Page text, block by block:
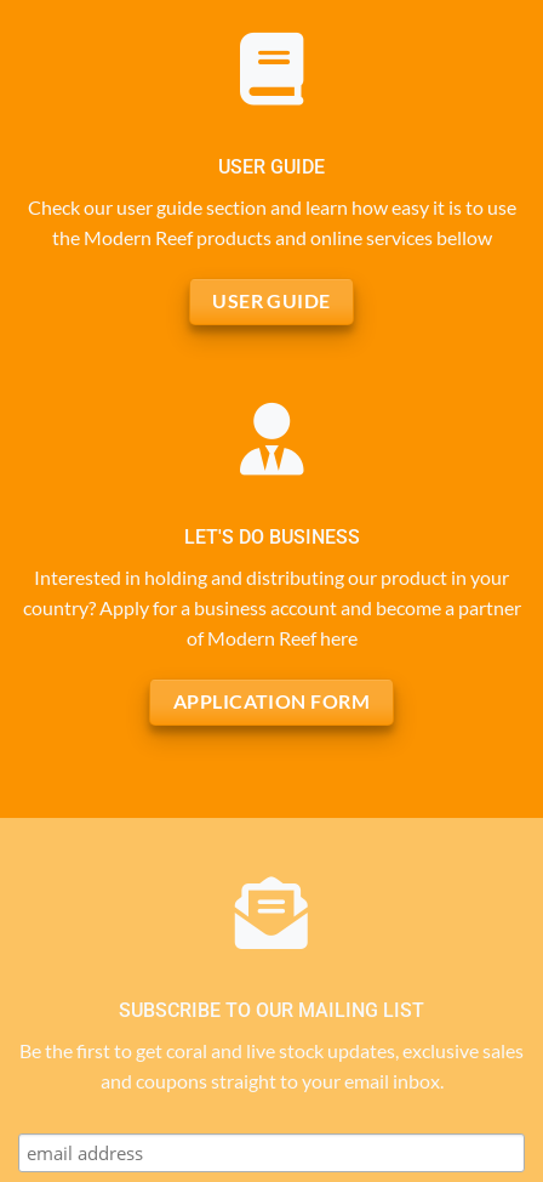
USER GUIDE
Check our user guide section and learn how easy it is to use
the Modern Reef products and online services bellow
USER GUIDE
LET'S DO BUSINESS
Interested in holding and distributing our product in your
country? Apply for a business account and become a partner
of Modern Reef here
APPLICATION FORM
SUBSCRIBE TO OUR MAILING LIST
Be the first to get coral and live stock updates, exclusive sales
and coupons straight to your email inbox.